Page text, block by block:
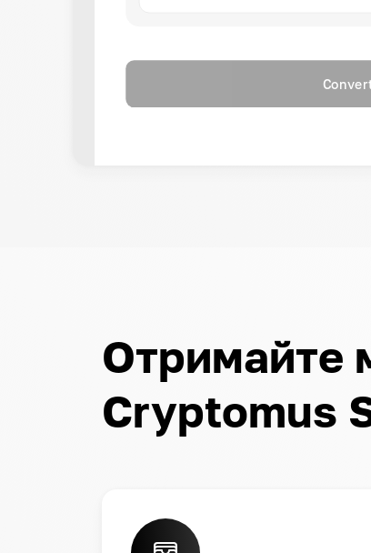
Отримайте
Cryptomus